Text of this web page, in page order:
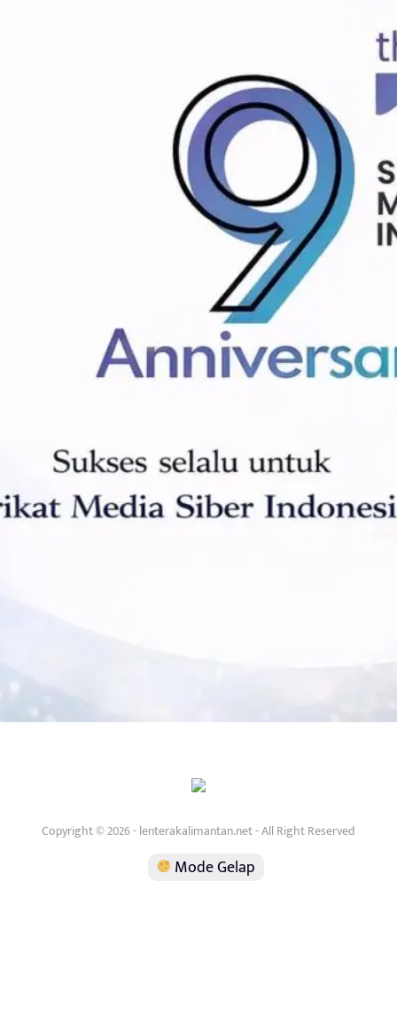
Copyright © 2026 - lenterakalimantan.net - All Right Reserved
Mode Gelap